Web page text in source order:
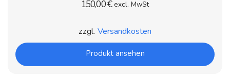
150,00€ excl. MwSt
zzgl. Versandkosten
Produkt ansehen